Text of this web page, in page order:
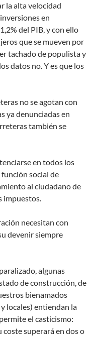
la alta velocidad
en
del PIB, y con ello
que se mueven por
tachado de populista y
datos no. Y es que los
no se agotan con
ya denunciadas en
también se
en todos los
social de
al ciudadano de
impuestos.
necesitan con
devenir siempre
algunas
de construcción, de
bienamados
locales) entiendan la
el casticismo:
superará en dos o